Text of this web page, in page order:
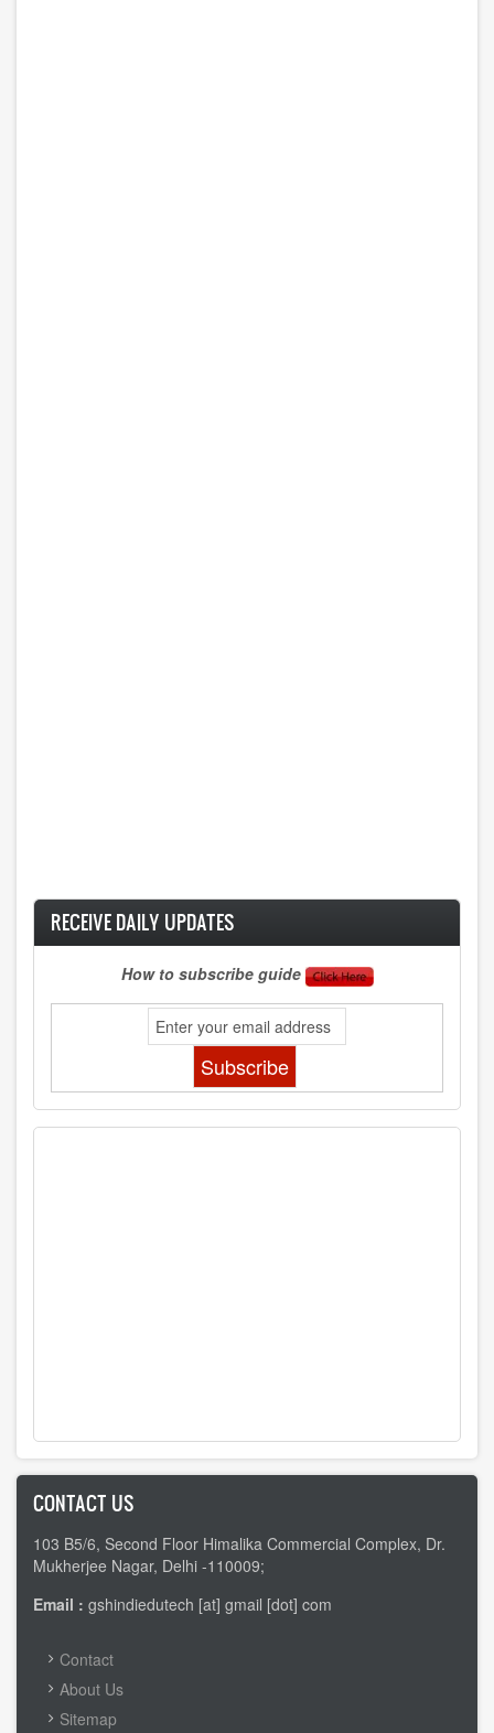
RECEIVE DAILY UPDATES
How to subscribe guide
CONTACT US
103 B5/6, Second Floor Himalika Commercial Complex, Dr.
Mukherjee Nagar, Delhi -110009;
Email : gshindiedutech [at] gmail [dot] com
FOOTER
MENU
Contact
About Us
Sitemap